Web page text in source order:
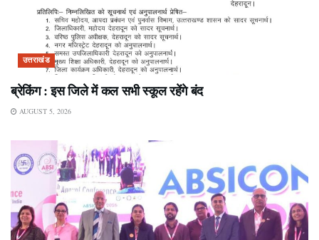
उत्तराखंड
ब्रेकिंग : इस जिले में कल सभी स्कूल रहेंगे बंद
AUGUST 5, 2026